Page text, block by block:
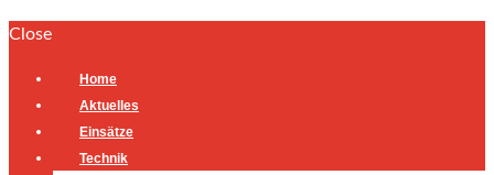
Close
Home
Aktuelles
Einsätze
Technik